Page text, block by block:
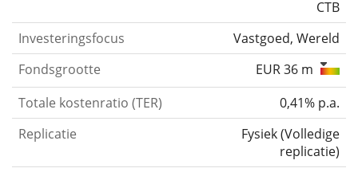
CTB
Investeringsfocus
Vastgoed, Wereld
Fondsgrootte
EUR 36 m
Totale kostenratio (TER)
0,41% p.a.
Replicatie
Fysiek(Volledige
replicatie)